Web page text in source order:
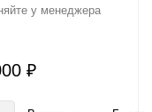
у менеджера
₽